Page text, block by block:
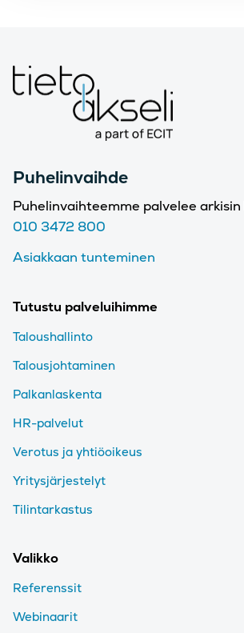
Puhelinvaihde
Puhelinvaihteemme palvelee arkisin
010 3472 800
Asiakkaan tunteminen
Tutustu palveluihimme
Taloushallinto
Talousjohtaminen
Palkanlaskenta
HR-palvelut
Verotus ja yhtiöoikeus
Yritysjärjestelyt
Tilintarkastus
Valikko
Referenssit
Webinaarit